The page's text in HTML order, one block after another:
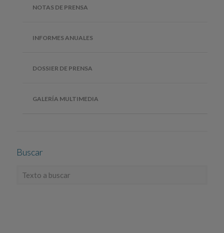
NOTAS DE PRENSA
INFORMES ANUALES
DOSSIER DE PRENSA
GALERÍA MULTIMEDIA
Buscar